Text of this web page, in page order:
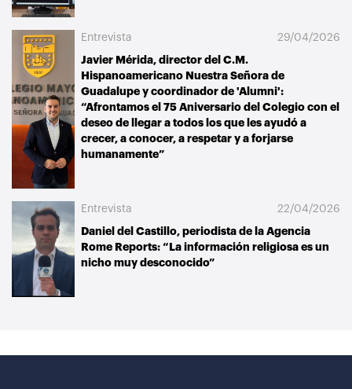
Entrevista
29/04/2026
Javier Mérida, director del C.M.
Hispanoamericano Nuestra Señora de
Guadalupe y coordinador de 'Alumni':
“Afrontamos el 75 Aniversario del Colegio con el
deseo de llegar a todos los que les ayudó a
crecer, a conocer, a respetar y a forjarse
humanamente”
Entrevista
22/04/2026
Daniel del Castillo, periodista de la Agencia
Rome Reports: “La información religiosa es un
nicho muy desconocido”